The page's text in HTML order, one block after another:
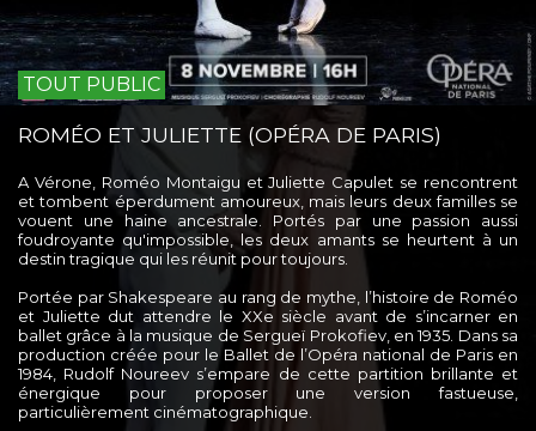
TOUT PUBLIC
ROMÉO ET JULIETTE (OPÉRA DE PARIS)
A Vérone, Roméo Montaigu et Juliette Capulet se rencontrent
et tombent éperdument amoureux, mais leurs deux familles se
vouent une haine ancestrale. Portés par une passion aussi
foudroyante qu'impossible, les deux amants se heurtent à un
destin tragique qui les réunit pour toujours.
Portée par Shakespeare au rang de mythe, l’histoire de Roméo
et Juliette dut attendre le XXe siècle avant de s’incarner en
ballet grâce à la musique de Sergueï Prokofiev, en 1935. Dans sa
production créée pour le Ballet de l’Opéra national de Paris en
1984, Rudolf Noureev s’empare de cette partition brillante et
énergique pour proposer une version fastueuse,
particulièrement cinématographique.